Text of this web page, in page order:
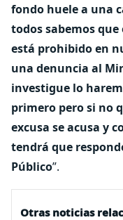
fondo huele a una
todos sabemos que
está prohibido en
una denuncia al
investigue lo
primero pero si no
excusa se acusa y
tendrá que
Público”.
Otras noticias